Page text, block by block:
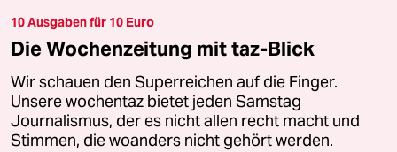
10 Ausgaben für 10 Euro
Die Wochenzeitung mit taz-Blick
Wir schauen den Superreichen auf die Finger.
Unsere wochentaz bietet jeden Samstag
Journalismus, der es nicht allen recht macht und
Stimmen, die woanders nicht gehört werden.